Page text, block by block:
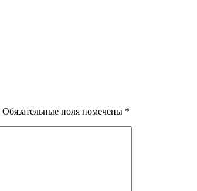
Обязательные поля помечены *